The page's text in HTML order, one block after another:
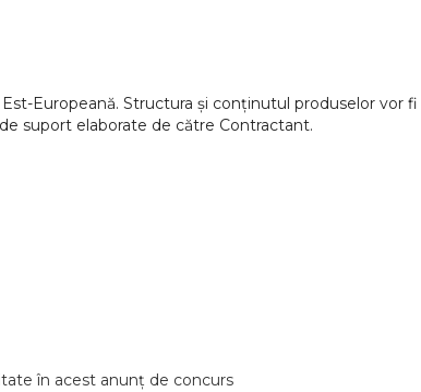
Europeană. Structura și conținutul produselor vor
suport elaborate de către Contractant.
în acest anunț de concurs